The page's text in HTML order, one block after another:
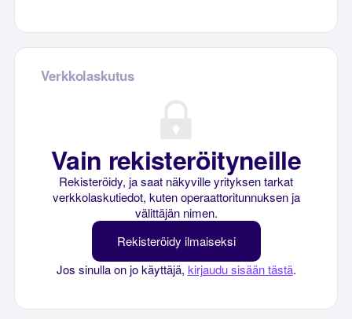
Verkkolaskutus
Vain rekisteröityneille
Rekisteröidy, ja saat näkyville yrityksen tarkat
verkkolaskutiedot, kuten operaattoritunnuksen ja
välittäjän nimen.
Rekisteröidy ilmaiseksi
Jos sinulla on jo käyttäjä, kirjaudu sisään tästä.